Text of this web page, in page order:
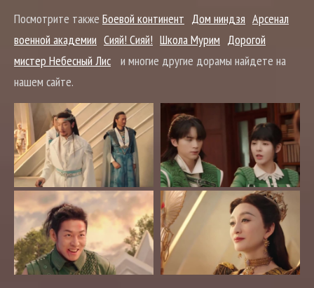
Посмотрите также Боевой континент Дом ниндзя Арсенал
военной академии Сияй! Сияй! Школа Мурим Дорогой
мистер Небесный Лис
и многие другие дорамы найдете на
нашем сайте.